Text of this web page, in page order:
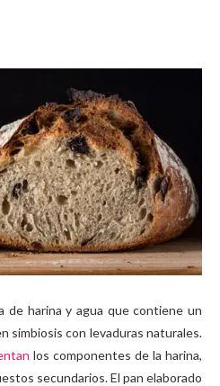
de harina y agua que contiene un
simbiosis con levaduras naturales.
los componentes de la harina,
secundarios. El pan elaborado